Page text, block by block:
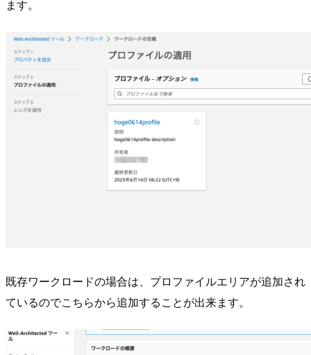
ます。
既存ワークロードの場合は、プロファイルエリアが追加され
ているのでこちらから追加することが出来ます。